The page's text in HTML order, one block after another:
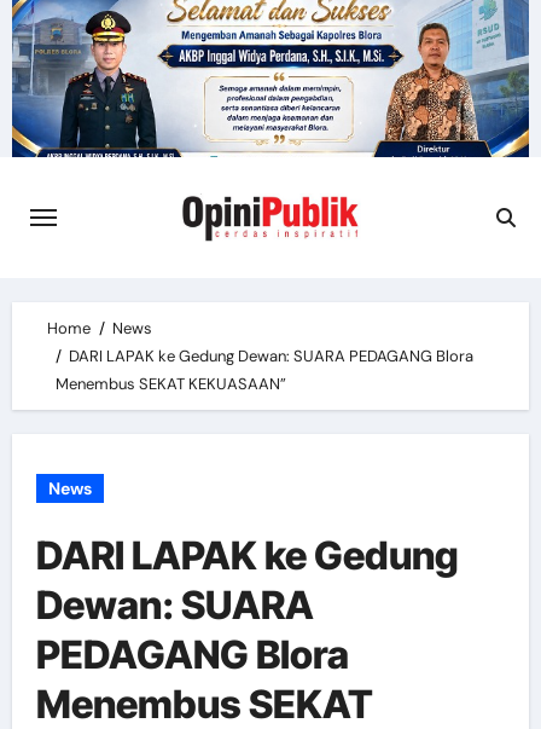
Skip
to
content
Home
News
DARI LAPAK ke Gedung Dewan: SUARA PEDAGANG Blora
Menembus SEKAT KEKUASAAN”
News
DARI LAPAK ke Gedung
Dewan: SUARA
PEDAGANG Blora
Menembus SEKAT